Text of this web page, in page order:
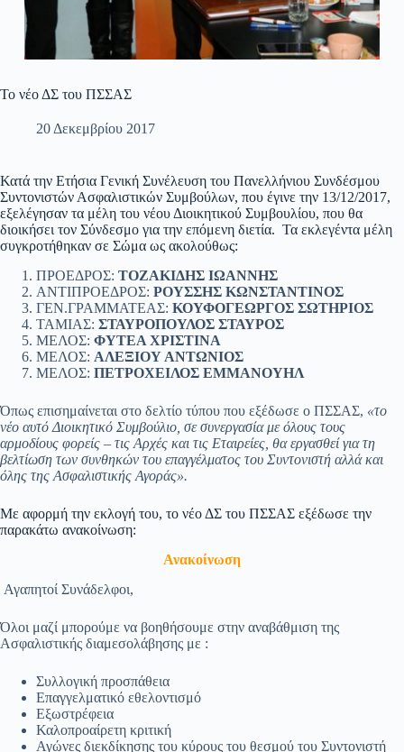
Το νέο ΔΣ του ΠΣΣΑΣ
20 Δεκεμβρίου 2017
Κατά την Ετήσια Γενική Συνέλευση του Πανελλήνιου Συνδέσμου
Συντονιστών Ασφαλιστικών Συμβούλων, που έγινε την 13/12/2017,
εξελέγησαν τα μέλη του νέου Διοικητικού Συμβουλίου, που θα
διοικήσει τον Σύνδεσμο για την επόμενη διετία. Τα εκλεγέντα μέλη
συγκροτήθηκαν σε Σώμα ως ακολούθως:
ΠΡΟΕΔΡΟΣ: ΤΟΖΑΚΙΔΗΣ ΙΩΑΝΝΗΣ
ΑΝΤΙΠΡΟΕΔΡΟΣ: ΡΟΥΣΣΗΣ ΚΩΝΣΤΑΝΤΙΝΟΣ
ΓΕΝ.ΓΡΑΜΜΑΤΕΑΣ: ΚΟΥΦΟΓΕΩΡΓΟΣ ΣΩΤΗΡΙΟΣ
ΤΑΜΙΑΣ: ΣΤΑΥΡΟΠΟΥΛΟΣ ΣΤΑΥΡΟΣ
ΜΕΛΟΣ: ΦΥΤΕΑ ΧΡΙΣΤΙΝΑ
ΜΕΛΟΣ: ΑΛΕΞΙΟΥ ΑΝΤΩΝΙΟΣ
ΜΕΛΟΣ: ΠΕΤΡΟΧΕΙΛΟΣ ΕΜΜΑΝΟΥΗΛ
Όπως επισημαίνεται στο δελτίο τύπου που εξέδωσε ο ΠΣΣΑΣ, «το
νέο αυτό Διοικητικό Συμβούλιο, σε συνεργασία με όλους τους
αρμοδίους φορείς – τις Αρχές και τις Εταιρείες, θα εργασθεί για τη
βελτίωση των συνθηκών του επαγγέλματος του Συντονιστή αλλά και
όλης της Ασφαλιστικής Αγοράς».
Με αφορμή την εκλογή του, το νέο ΔΣ του ΠΣΣΑΣ εξέδωσε την
παρακάτω ανακοίνωση:
Ανακοίνωση
Αγαπητοί Συνάδελφοι,
Όλοι μαζί μπορούμε να βοηθήσουμε στην αναβάθμιση της
Ασφαλιστικής διαμεσολάβησης με :
Συλλογική προσπάθεια
Επαγγελματικό εθελοντισμό
Εξωστρέφεια
Καλοπροαίρετη κριτική
Αγώνες διεκδίκησης του κύρους του θεσμού του Συντονιστή